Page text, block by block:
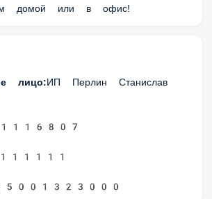
лицо:ИП Перлин Станислав